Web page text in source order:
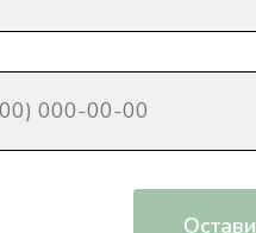
Вы даете согласие на